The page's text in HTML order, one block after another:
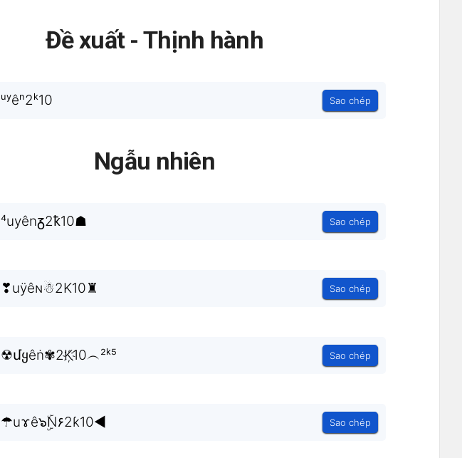
Đề xuất - Thịnh hành
ᵘʸêⁿ2ᵏ10 Sao chép
Ngẫu nhiên
⁴uуênᵹ2ҟ10☗ Sao chép
❣uÿêɴ☃2K10♜ Sao chép
☢մყêṅ✾2K҉10︵²ᵏ⁵ Sao chép
☂uɤê๖ۣۜN۶2ƙ10◄ Sao chép